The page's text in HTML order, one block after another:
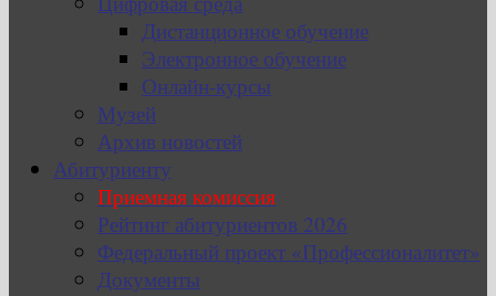
Дистанционное обучение
Электронное обучение
Онлайн-курсы
Музей
Архив новостей
Абитуриенту
Приемная комиссия
Рейтинг абитуриентов 2026
Федеральный проект «Профессионалитет»
Документы